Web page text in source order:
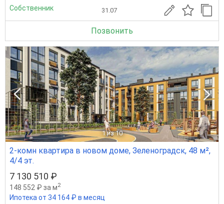
Собственник 31.07
Позвонить
1 из 10
2-комн квартира в новом доме, Зеленоградск, 48 м²,
4/4 эт.
7 130 510 ₽
148 552 ₽ за м2
Ипотека от 34 164 ₽ в месяц